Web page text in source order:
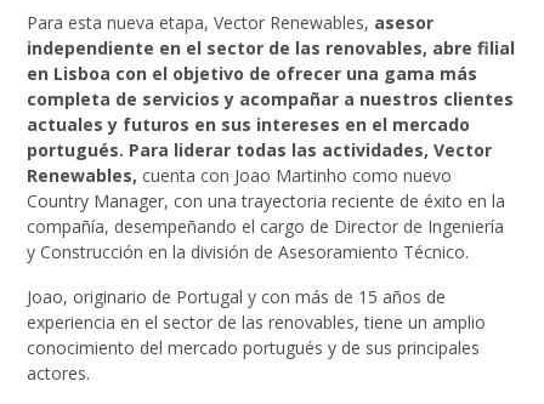
Para esta nueva etapa, Vector Renewables, asesor
independiente en el sector de las renovables, abre filial
en Lisboa con el objetivo de ofrecer una gama más
completa de servicios y acompañar a nuestros clientes
actuales y futuros en sus intereses en el mercado
portugués. Para liderar todas las actividades, Vector
Renewables, cuenta con Joao Martinho como nuevo
Country Manager, con una trayectoria reciente de éxito en la
compañía, desempeñando el cargo de Director de Ingeniería
y Construcción en la división de Asesoramiento Técnico.
Joao, originario de Portugal y con más de 15 años de
experiencia en el sector de las renovables, tiene un amplio
conocimiento del mercado portugués y de sus principales
actores.